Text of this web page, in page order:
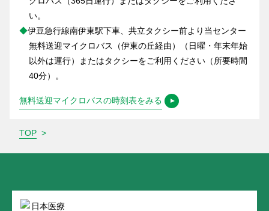
い。
◆伊豆急行線南伊東駅下車、共立タクシー前より当センター
無料送迎マイクロバス（伊東の丘経由）（日曜・年末年始
以外は運行）またはタクシーをご利用ください（所要時間
40分）。
無料送迎マイクロバスの時刻表をみる
TOP >